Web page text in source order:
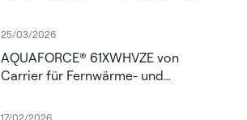
25/03/2026
AQUAFORCE® 61XWHVZE von
Carrier für Fernwärme- und